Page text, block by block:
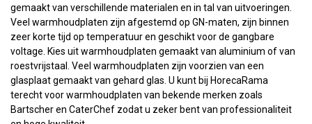
gemaakt van verschillende materialen en in tal van uitvoeringen.
Veel warmhoudplaten zijn afgestemd op GN-maten, zijn binnen
zeer korte tijd op temperatuur en geschikt voor de gangbare
voltage. Kies uit warmhoudplaten gemaakt van aluminium of van
roestvrijstaal. Veel warmhoudplaten zijn voorzien van een
glasplaat gemaakt van gehard glas. U kunt bij HorecaRama
terecht voor warmhoudplaten van bekende merken zoals
Bartscher en CaterChef zodat u zeker bent van professionaliteit